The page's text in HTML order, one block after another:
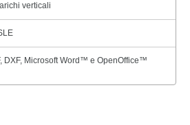
verticali
DXF, Microsoft Word™ e OpenOffice™